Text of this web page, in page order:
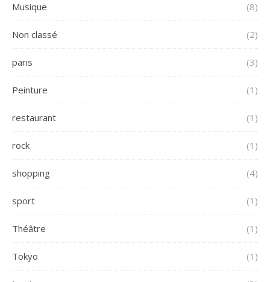
Musique (8)
Non classé (2)
paris (3)
Peinture (1)
restaurant (1)
rock (1)
shopping (4)
sport (1)
Théâtre (1)
Tokyo (1)